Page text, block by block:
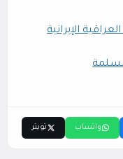
الإيرانية
مسلمة
واتساب تويتر